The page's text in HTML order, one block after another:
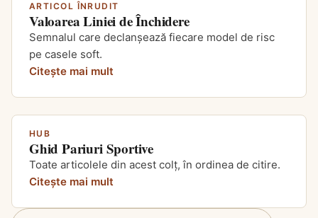
ARTICOL ÎNRUDIT
Valoarea Liniei de Închidere
Semnalul care declanșează fiecare model de risc
pe casele soft.
Citește mai mult
HUB
Ghid Pariuri Sportive
Toate articolele din acest colț, în ordinea de citire.
Citește mai mult